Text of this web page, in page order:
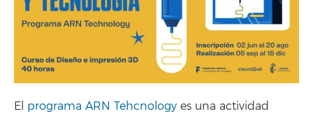
El programa ARN Tehcnology es una actividad